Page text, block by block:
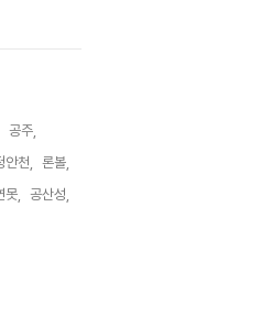
공주,
안천,
론볼,
못,
공산성,